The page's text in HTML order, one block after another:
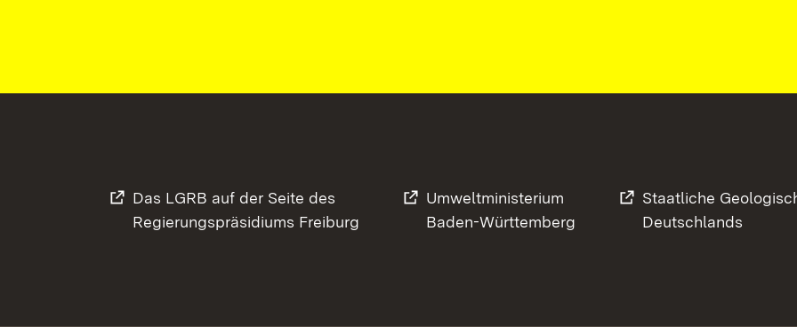
Das LGRB auf der Seite des
Regierungspräsidiums Freiburg
Umweltministerium
Baden-Württemberg
Staatliche
Deutschlands